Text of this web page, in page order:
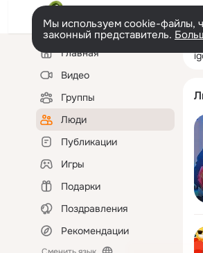
Мы используем cookie-файлы,
законный представитель.
Левая
колонкаГлавная
Видео
Группы
Люди
Публикации
Игры
Подарки
Поздравления
Рекомендации